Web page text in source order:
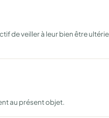
de veiller à leur bien être
au présent objet.